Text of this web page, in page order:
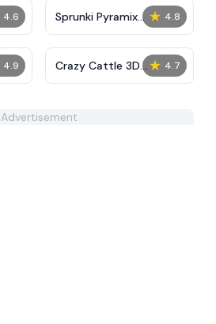
4.6 ★ 4.8
Sprunki Pyramix
Ultimate Port
4.9 ★ 4.7
Crazy Cattle 3D
Unblocked
Advertisement